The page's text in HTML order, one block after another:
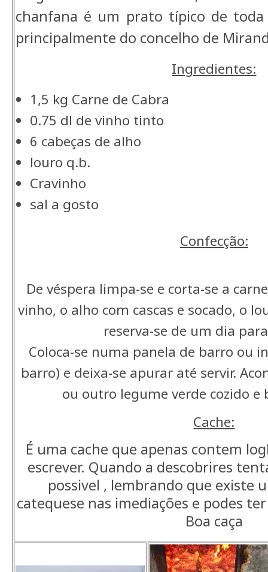
chanfana é um prato típico de
principalmente do concelho de
Ingredientes:
1,5 kg Carne de Cabra
0.75 dl de vinho tinto
6 cabeças de alho
louro q.b.
Cravinho
sal a gosto
Confecção:
De véspera limpa-se e corta-se a
vinho, o alho com cascas e socado, o
reserva-se de um dia
Coloca-se numa panela de barro ou
barro) e deixa-se apurar até servir.
ou outro legume verde cozido e
Cache:
É uma cache que apenas contem
escrever. Quando a descobrires
possivel , lembrando que existe
catequese nas imediações e podes
Boa caça